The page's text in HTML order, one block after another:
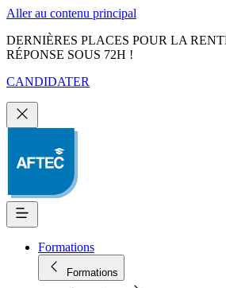
Aller au contenu principal
DERNIÈRES PLACES POUR LA
RÉPONSE SOUS 72H !
CANDIDATER
Formations
Formations